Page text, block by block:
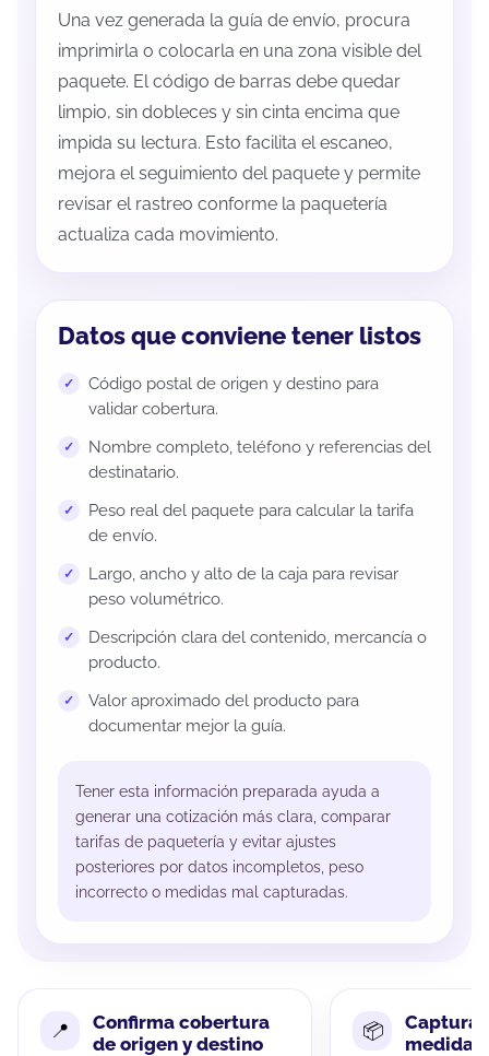
Una vez generada la guía de envío, procura
imprimirla o colocarla en una zona visible del
paquete. El código de barras debe quedar
limpio, sin dobleces y sin cinta encima que
impida su lectura. Esto facilita el escaneo,
mejora el seguimiento del paquete y permite
revisar el rastreo conforme la paquetería
actualiza cada movimiento.
Datos que conviene tener listos
Código postal de origen y destino para
validar cobertura.
Nombre completo, teléfono y referencias del
destinatario.
Peso real del paquete para calcular la tarifa
de envío.
Largo, ancho y alto de la caja para revisar
peso volumétrico.
Descripción clara del contenido, mercancía o
producto.
Valor aproximado del producto para
documentar mejor la guía.
Tener esta información preparada ayuda a
generar una cotización más clara, comparar
tarifas de paquetería y evitar ajustes
posteriores por datos incompletos, peso
incorrecto o medidas mal capturadas.
Confirma cobertura
de origen y destino
Captura
medidas